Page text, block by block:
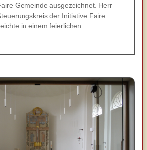
Gemeinde ausgezeichnet. Herr
der Initiative Faire
in einem feierlichen...